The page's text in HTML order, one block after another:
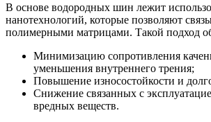
В основе водородных шин лежит
нанотехнологий, которые позволяют
полимерными матрицами. Такой подход
Минимизацию сопротивления
уменьшения внутреннего трения;
Повышение износостойкости и
Снижение связанных с
вредных веществ.